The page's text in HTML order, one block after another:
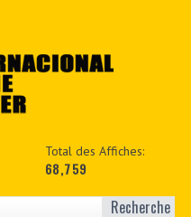
Total des Affiches:
68,759
Recherche